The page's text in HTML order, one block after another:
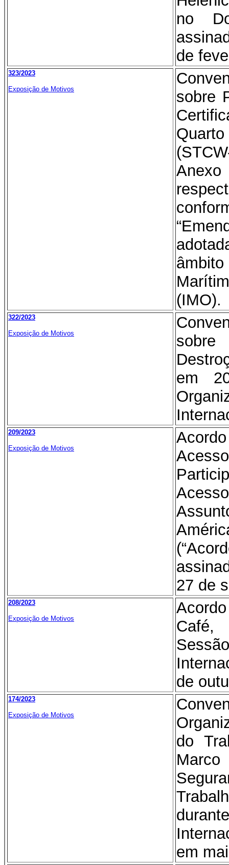
no
de
323/2023
Exposição de Motivos
sobre
(IMO).
322/2023
Exposição de Motivos
em
209/2023
Exposição de Motivos
27 de
208/2023
Exposição de Motivos
Café,
de
174/2023
Exposição de Motivos
do
em